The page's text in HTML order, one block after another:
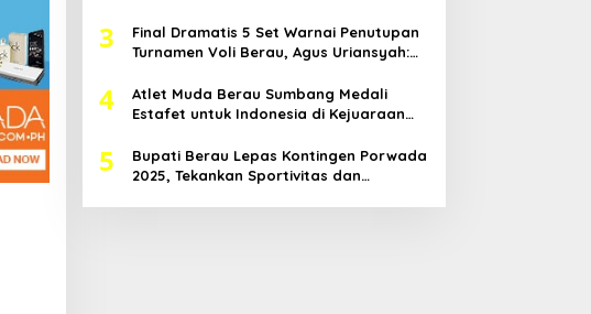
3
Final Dramatis 5 Set Warnai Penutupan
Turnamen Voli Berau, Agus Uriansyah:
4
Atlet Muda Berau Sumbang Medali
Estafet untuk Indonesia di Kejuaraan
5
Bupati Berau Lepas Kontingen Porwada
2025, Tekankan Sportivitas dan